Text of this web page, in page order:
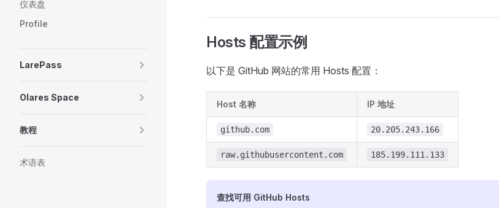
仪表盘
Profile
LarePass
Olares Space
教程
术语表
Hosts 配置示例
以下是 GitHub 网站的常用 Hosts 配置：
Host 名称 IP 地址
github.com 20.205.243.166
raw.githubusercontent.com 185.199.111.133
查找可用 GitHub Hosts